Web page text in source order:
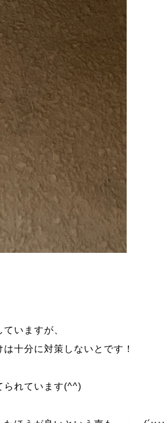
いますが、
十分に対策しないとです！
られています(^^)